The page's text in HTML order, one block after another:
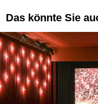
Das könnte Sie